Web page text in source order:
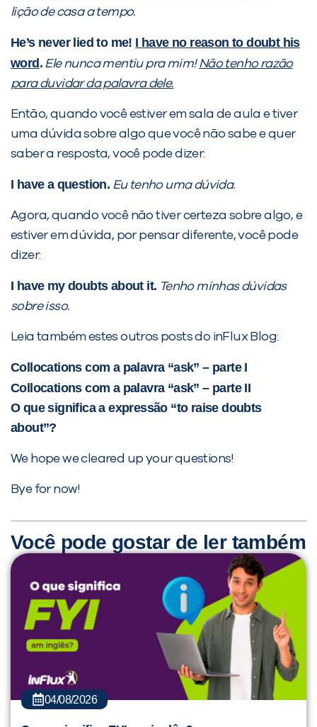
lição de casa a tempo.
He’s never lied to me! I have no reason to doubt his
word . Ele nunca mentiu pra mim!Não tenho razão
para duvidar da palavra dele.
Então, quando você estiver em sala de aula e tiver
uma dúvida sobre algo que você não sabe e quer
saber a resposta, você pode dizer:
I have a question. Eu tenho uma dúvida.
Agora, quando você não tiver certeza sobre algo, e
estiver em dúvida, por pensar diferente, você pode
dizer:
I have my doubts about it. Tenho minhas dúvidas
sobre isso.
Leia também estes outros posts do inFlux Blog:
Collocations com a palavra “ask” – parte I
Collocations com a palavra “ask” – parte II
O que significa a expressão “to raise doubts
about”?
We hope we cleared up your questions!
Bye for now!
Você pode gostar de ler também
04/08/2026